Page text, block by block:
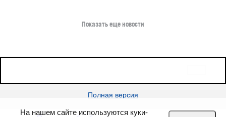
Показать еще новости
Полная версия
На нашем сайте используются куки-